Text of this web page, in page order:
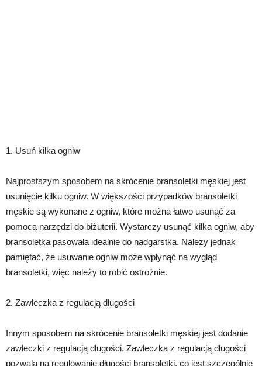
1. Usuń kilka ogniw
Najprostszym sposobem na skrócenie bransoletki męskiej jest
usunięcie kilku ogniw. W większości przypadków bransoletki
męskie są wykonane z ogniw, które można łatwo usunąć za
pomocą narzędzi do biżuterii. Wystarczy usunąć kilka ogniw, aby
bransoletka pasowała idealnie do nadgarstka. Należy jednak
pamiętać, że usuwanie ogniw może wpłynąć na wygląd
bransoletki, więc należy to robić ostrożnie.
2. Zawleczka z regulacją długości
Innym sposobem na skrócenie bransoletki męskiej jest dodanie
zawleczki z regulacją długości. Zawleczka z regulacją długości
pozwala na regulowanie długości bransoletki, co jest szczególnie